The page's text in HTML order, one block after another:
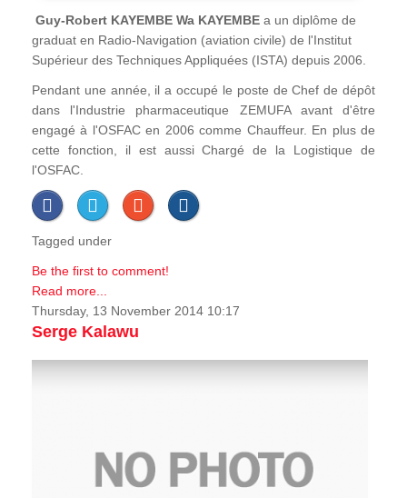
Guy-Robert KAYEMBE Wa KAYEMBE a un diplôme de
graduat en Radio-Navigation (aviation civile) de l'Institut
Supérieur des Techniques Appliquées (ISTA) depuis 2006.
Pendant une année, il a occupé le poste de Chef de dépôt
dans l'Industrie pharmaceutique ZEMUFA avant d'être
engagé à l'OSFAC en 2006 comme Chauffeur. En plus de
cette fonction, il est aussi Chargé de la Logistique de
l'OSFAC.
Tagged under
Be the first to comment!
Read more...
Thursday, 13 November 2014 10:17
Serge Kalawu